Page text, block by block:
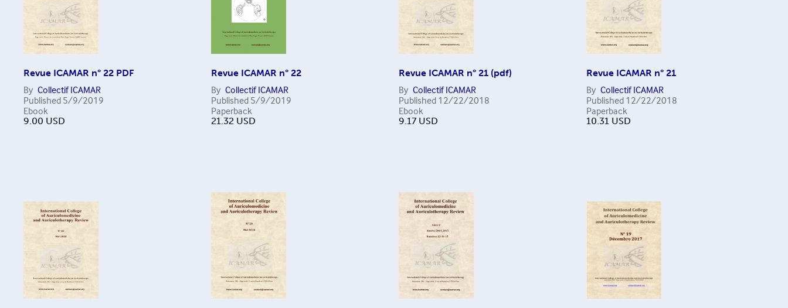
Revue ICAMAR n° 22 PDF
By Collectif ICAMAR
Published 5/9/2019
Ebook
9.00 USD
Revue ICAMAR n° 22
By Collectif ICAMAR
Published 5/9/2019
Paperback
21.32 USD
Revue ICAMAR n° 21 (pdf)
By Collectif ICAMAR
Published 12/22/2018
Ebook
9.17 USD
Revue ICAMAR n° 21
By Collectif ICAMAR
Published 12/22/2018
Paperback
10.31 USD